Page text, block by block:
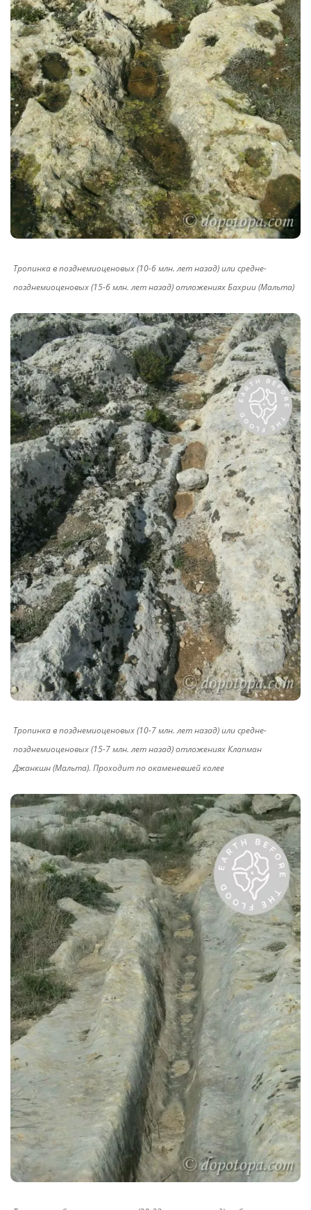
Тропинка в позднемиоценовых (10-6 млн. лет назад) или средне-
позднемиоценовых (15-6 млн. лет назад) отложениях Бахрии (Мальта)
Тропинка в позднемиоценовых (10-7 млн. лет назад) или средне-
позднемиоценовых (15-7 млн. лет назад) отложениях Клапман
Джанкшн (Мальта). Проходит по окаменевшей колее